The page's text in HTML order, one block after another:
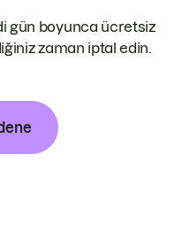
gün boyunca ücretsiz
zaman iptal edin.